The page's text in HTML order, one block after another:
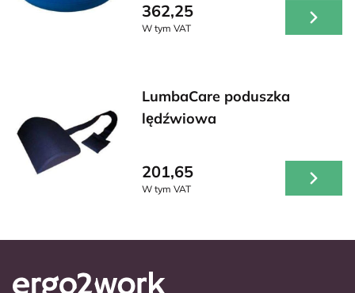
362,25
W tym VAT
LumbaCare poduszka
lędźwiowa
201,65
W tym VAT